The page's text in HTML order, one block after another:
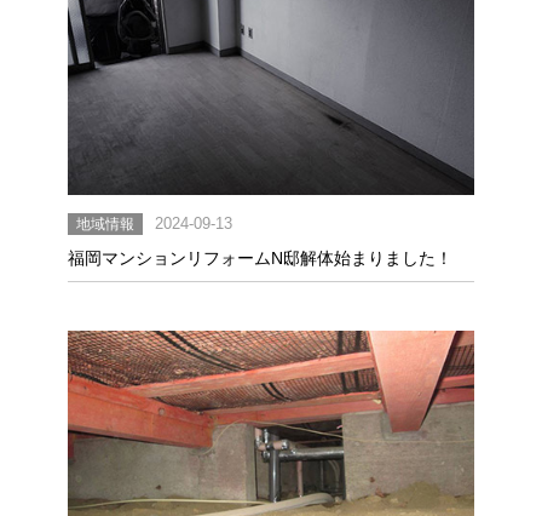
地域情報 2024-09-13
福岡マンションリフォームN邸解体始まりました！